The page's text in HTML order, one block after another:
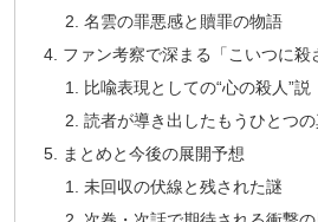
名雲の罪悪感と贖罪の物語
ファン考察で深まる「こいつに殺
比喩表現としての“心の殺人”説
読者が導き出したもうひとつ
まとめと今後の展開予想
未回収の伏線と残された謎